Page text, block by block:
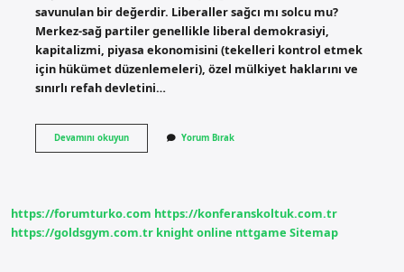
savunulan bir değerdir. Liberaller sağcı mı solcu mu?
Merkez-sağ partiler genellikle liberal demokrasiyi,
kapitalizmi, piyasa ekonomisini (tekelleri kontrol etmek
için hükümet düzenlemeleri), özel mülkiyet haklarını ve
sınırlı refah devletini…
Devamını okuyunLiberal
Devlet
Yorum Bırak
https://forumturko.com https://konferanskoltuk.com.tr
https://goldsgym.com.tr knight online nttgame Sitemap